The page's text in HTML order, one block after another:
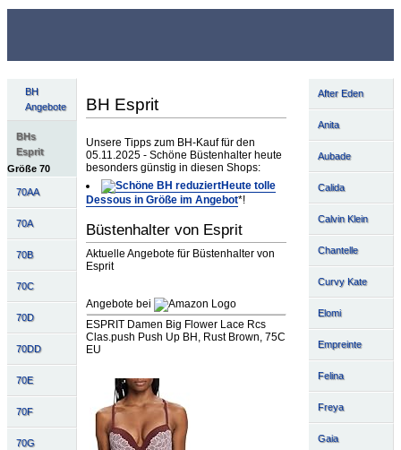
BH
Angebote
BHs
Esprit
Größe 70
70AA
70A
70B
70C
70D
70DD
70E
70F
70G
After Eden
Anita
Aubade
Calida
Calvin Klein
Chantelle
Curvy Kate
Elomi
Empreinte
Felina
Freya
Gaia
BH Esprit
Unsere Tipps zum BH-Kauf für den
05.11.2025 - Schöne Büstenhalter heute
besonders günstig in diesen Shops:
Heute tolle
Dessous in Größe im Angebot*!
Büstenhalter von Esprit
Aktuelle Angebote für Büstenhalter von
Esprit
Angebote bei
ESPRIT Damen Big Flower Lace Rcs
Clas.push Push Up BH, Rust Brown, 75C
EU